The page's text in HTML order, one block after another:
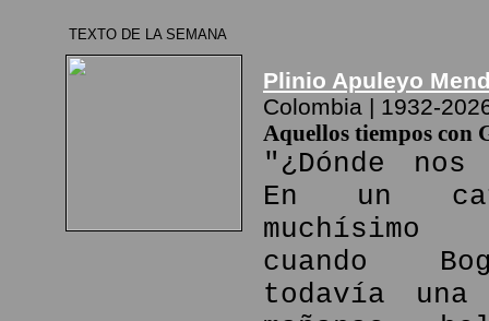
TEXTO DE LA SEMANA
Plinio Apuleyo
Colombia | 1932-
Aquellos tiempos con
"¿Dónde nos
En un
cuando
todavía una